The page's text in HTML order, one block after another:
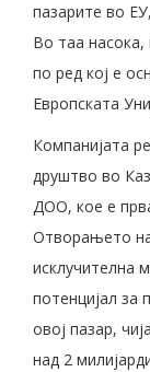
пазарите во
Во таа насока,
по ред кој е
Европската
Компанијата
друштво во
ДОО, кое е
Отворањето
исклучителна
потенцијал за
овој пазар,
над 2